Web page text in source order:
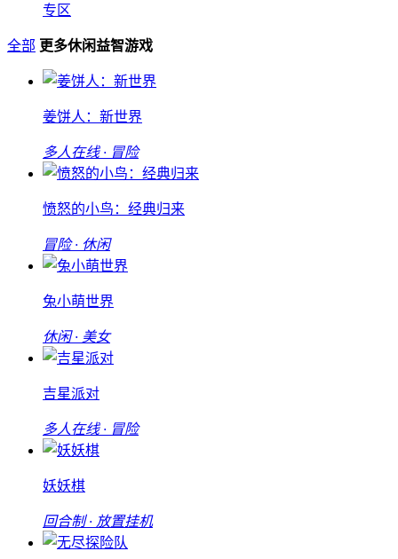
专区
全部 更多休闲益智游戏
姜饼人：新世界
多人在线 · 冒险
愤怒的小鸟：经典归来
冒险 · 休闲
兔小萌世界
休闲 · 美女
吉星派对
多人在线 · 冒险
妖妖棋
回合制 · 放置挂机